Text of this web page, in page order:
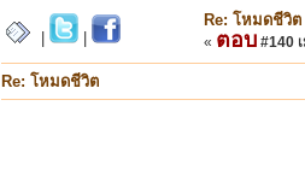
Re: โหมดชีวิต
« ตอบ #140
Re: โหมดชีวิต